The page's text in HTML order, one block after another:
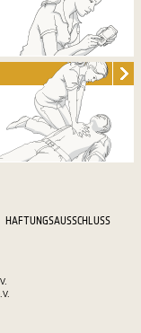
HAFTUNGSAUSSCHLUSS